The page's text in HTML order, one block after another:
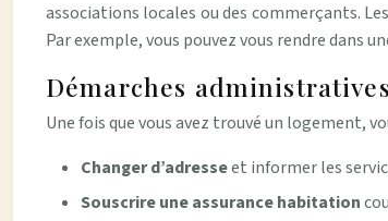
associations locales ou des commerçants.
Par exemple, vous pouvez vous rendre dans
Démarches
Une fois que vous avez trouvé un logement,
Changer d’adresseet informer les
Souscrire une assurance habitation